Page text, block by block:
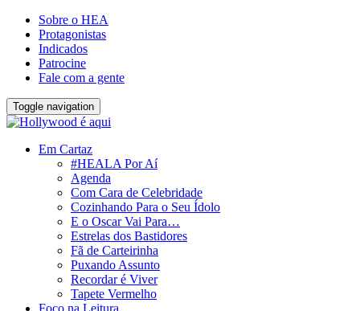
Sobre o HEA
Protagonistas
Indicados
Patrocine
Fale com a gente
Toggle navigation
Em Cartaz
#HEALA Por Aí
Agenda
Com Cara de Celebridade
Cozinhando Para o Seu Ídolo
E o Oscar Vai Para…
Estrelas dos Bastidores
Fã de Carteirinha
Puxando Assunto
Recordar é Viver
Tapete Vermelho
Foco na Leitura